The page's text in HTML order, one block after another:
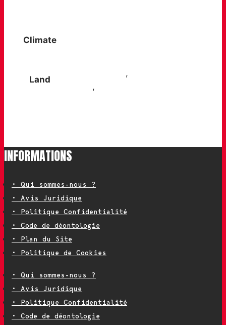
Climate
Land
,
,
INFORMATIONS
• Qui sommes-nous ?
• Avis Juridique
• Politique Confidentialité
• Code de déontologie
• Plan du Site
• Politique de Cookies
• Qui sommes-nous ?
• Avis Juridique
• Politique Confidentialité
• Code de déontologie